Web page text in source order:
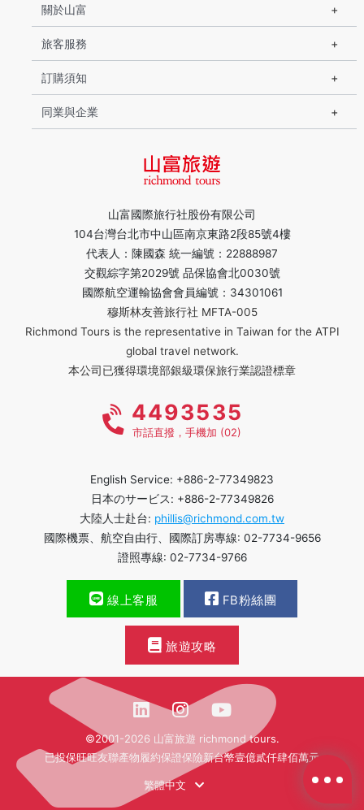
山富國際旅行社股份有限公司
104台灣台北市中山區南京東路2段85號4樓
代表人：陳國森 統一編號：22888987
交觀綜字第2029號 品保協會北0030號
國際航空運輸協會會員編號：34301061
穆斯林友善旅行社 MFTA-005
Richmond Tours is the representative in Taiwan for the ATPI
global travel network.
本公司已獲得環境部銀級環保旅行業認證標章
關於山富
旅客服務
訂購須知
同業與企業
4493535
市話直撥，手機加 (02)
English Service: +886-2-77349823
日本のサービス: +886-2-77349826
大陸人士赴台: phillis@richmond.com.tw
國際機票、航空自由行、國際訂房專線: 02-7734-9656
證照專線: 02-7734-9766
線上客服 FB粉絲團
旅遊攻略
©2001-2026 山富旅遊 richmond tours.
已投保旺旺友聯產物履約保證保險新台幣壹億貳仟肆佰萬元
繁體中文